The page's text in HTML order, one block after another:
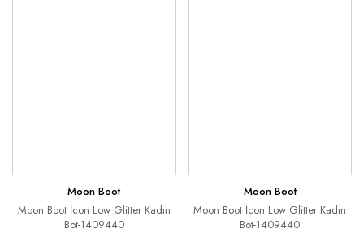
Moon Boot
Moon Boot İcon Low Glitter Kadın
Bot-1409440
Moon Boot
Moon Boot İcon Low Glitter Kadın
Bot-1409440